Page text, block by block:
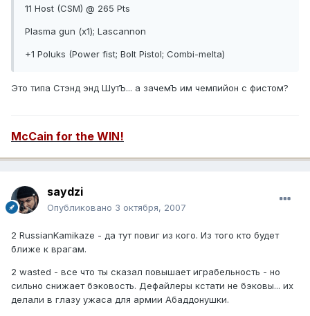
11 Host (CSM) @ 265 Pts
Plasma gun (x1); Lascannon
+1 Poluks (Power fist; Bolt Pistol; Combi-melta)
Это типа Стэнд энд ШутЪ... а зачемЪ им чемпийон с фистом?
McCain for the WIN!
saydzi
Опубликовано 3 октября, 2007
2 RussianKamikaze - да тут повиг из кого. Из того кто будет
ближе к врагам.
2 wasted - все что ты сказал повышает играбельность - но
сильно снижает бэковость. Дефайлеры кстати не бэковы... их
делали в глазу ужаса для армии Абаддонушки.